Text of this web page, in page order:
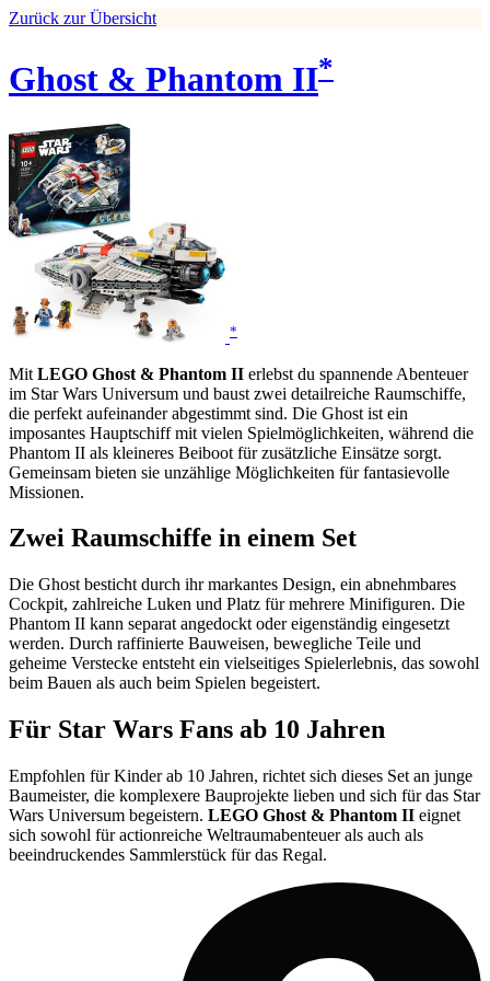
Zurück zur Übersicht
Ghost & Phantom II*
*
Mit LEGO Ghost & Phantom II erlebst du spannende Abenteuer
im Star Wars Universum und baust zwei detailreiche Raumschiffe,
die perfekt aufeinander abgestimmt sind. Die Ghost ist ein
imposantes Hauptschiff mit vielen Spielmöglichkeiten, während die
Phantom II als kleineres Beiboot für zusätzliche Einsätze sorgt.
Gemeinsam bieten sie unzählige Möglichkeiten für fantasievolle
Missionen.
Zwei Raumschiffe in einem Set
Die Ghost besticht durch ihr markantes Design, ein abnehmbares
Cockpit, zahlreiche Luken und Platz für mehrere Minifiguren. Die
Phantom II kann separat angedockt oder eigenständig eingesetzt
werden. Durch raffinierte Bauweisen, bewegliche Teile und
geheime Verstecke entsteht ein vielseitiges Spielerlebnis, das sowohl
beim Bauen als auch beim Spielen begeistert.
Für Star Wars Fans ab 10 Jahren
Empfohlen für Kinder ab 10 Jahren, richtet sich dieses Set an junge
Baumeister, die komplexere Bauprojekte lieben und sich für das Star
Wars Universum begeistern. LEGO Ghost & Phantom II eignet
sich sowohl für actionreiche Weltraumabenteuer als auch als
beeindruckendes Sammlerstück für das Regal.